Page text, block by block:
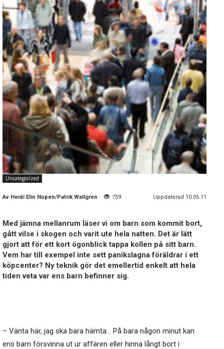
Uncategorized
Av Heidi Elin Nupen/Patrik Wallgren 759 Uppdaterad 10.05.11
Med jämna mellanrum läser vi om barn som kommit bort,
gått vilse i skogen och varit ute hela natten. Det är lätt
gjort att för ett kort ögonblick tappa kollen på sitt barn.
Vem har till exempel inte sett panikslagna föräldrar i ett
köpcenter? Ny teknik gör det emellertid enkelt att hela
tiden veta var ens barn befinner sig.
– Vänta här, jag ska bara hämta… På bara någon minut kan
ens barn försvinna ut ur affären eller hinna långt bort i